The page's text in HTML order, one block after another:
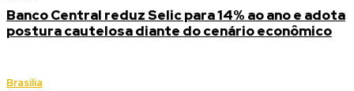
Banco Central reduz Selic para 14% ao ano e adota
postura cautelosa diante do cenário econômico
Brasília